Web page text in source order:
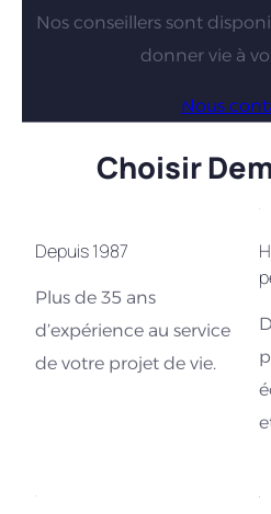
Nos conseillers sont
donner vie à
Nous
Choisir
Depuis 1987
Plus de 35 ans
d’expérience au service
de votre projet de vie.